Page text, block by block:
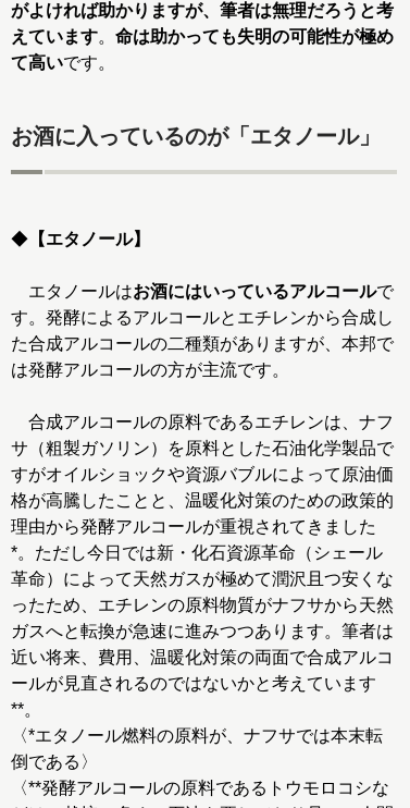
がよければ助かりますが、筆者は無理だろうと考
えています。 命は助かっても失明の可能性が極め
て高いです。
お酒に入っているのが「エタノール」
◆ 【エタノール】
エタノールはお酒にはいっているアルコールで
す。発酵によるアルコールとエチレンから合成し
た合成アルコールの二種類がありますが、本邦で
は発酵アルコールの方が主流です。
合成アルコールの原料であるエチレンは、ナフ
サ（粗製ガソリン）を原料とした石油化学製品で
すがオイルショックや資源バブルによって原油価
格が高騰したことと、温暖化対策のための政策的
理由から発酵アルコールが重視されてきました
*。ただし今日では新・化石資源革命（シェール
革命）によって天然ガスが極めて潤沢且つ安くな
ったため、エチレンの原料物質がナフサから天然
ガスへと転換が急速に進みつつあります。筆者は
近い将来、費用、温暖化対策の両面で合成アルコ
ールが見直されるのではないかと考えています
**。
〈*エタノール燃料の原料が、ナフサでは本末転
倒である〉
〈**発酵アルコールの原料であるトウモロコシな